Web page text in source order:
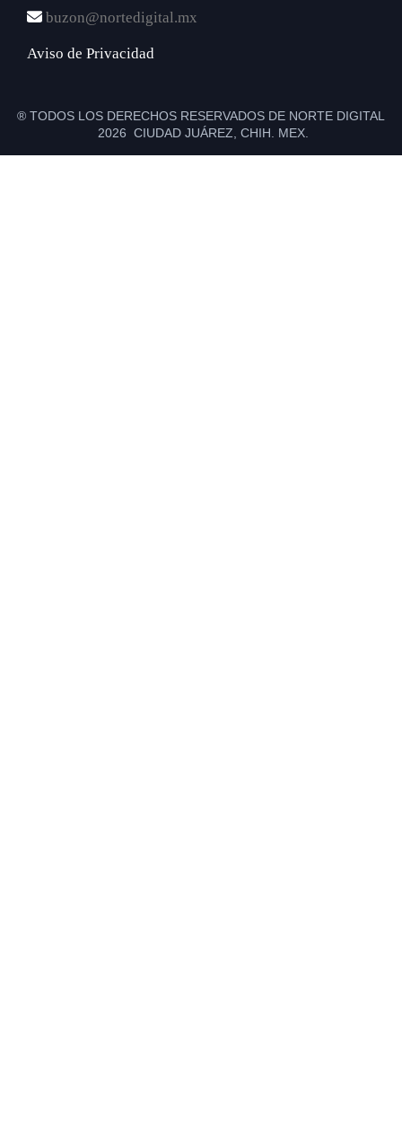
buzon@nortedigital.mx
Aviso de Privacidad
® TODOS LOS DERECHOS RESERVADOS DE NORTE DIGITAL
2026 CIUDAD JUÁREZ, CHIH. MEX.